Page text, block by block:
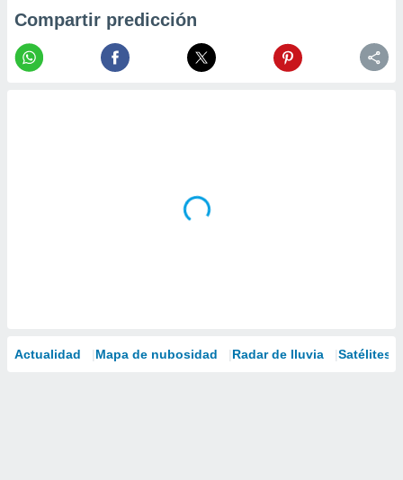
Compartir predicción
Actualidad Mapa de nubosidad Radar de lluvia Satélites